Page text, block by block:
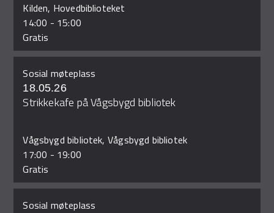
Kilden, Hovedbiblioteket
14:00 - 15:00
Gratis
Sosial møteplass
18.05.26
Strikkekafe på Vågsbygd bibliotek
Vågsbygd bibliotek, Vågsbygd bibliotek
17:00 - 19:00
Gratis
Sosial møteplass